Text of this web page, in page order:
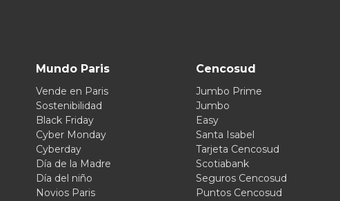
Mundo Paris
Vende en Paris
Sostenibilidad
Black Friday
Cyber Monday
Cyberday
Día de la Madre
Día del niño
Novios Paris
Cencosud
Jumbo Prime
Jumbo
Easy
Santa Isabel
Tarjeta Cencosud
Scotiabank
Seguros Cencosud
Puntos Cencosud